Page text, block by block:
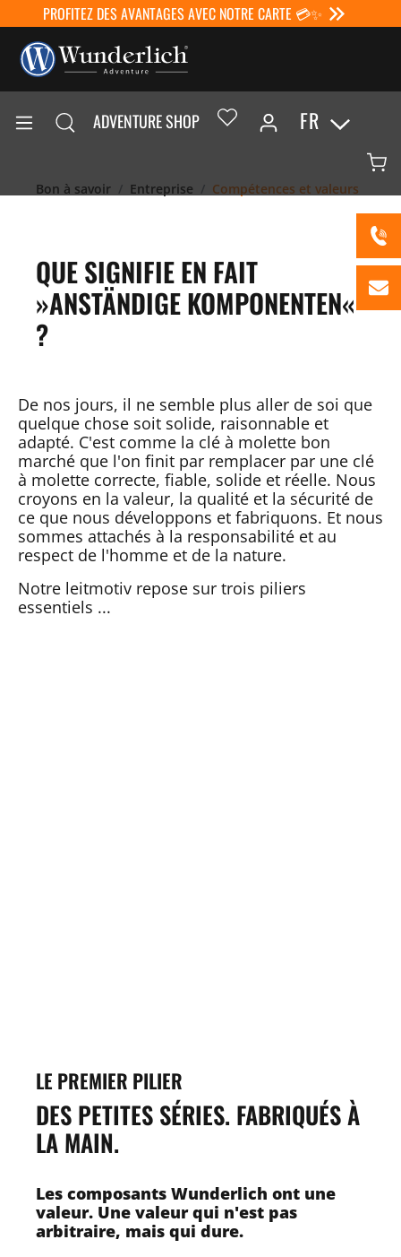
PROFITEZ DES AVANTAGES AVEC NOTRE CARTE 💳✨
ADVENTURE SHOP FR
Bon à savoir Entreprise Compétences et valeurs
QUE SIGNIFIE EN FAIT
»ANSTÄNDIGE KOMPONENTEN«
?
De nos jours, il ne semble plus aller de soi que
quelque chose soit solide, raisonnable et
adapté. C'est comme la clé à molette bon
marché que l'on finit par remplacer par une clé
à molette correcte, fiable, solide et réelle. Nous
croyons en la valeur, la qualité et la sécurité de
ce que nous développons et fabriquons. Et nous
sommes attachés à la responsabilité et au
respect de l'homme et de la nature.
Notre leitmotiv repose sur trois piliers
essentiels ...
LE PREMIER PILIER
DES PETITES SÉRIES. FABRIQUÉS À
LA MAIN.
Les composants Wunderlich ont une
valeur. Une valeur qui n'est pas
arbitraire, mais qui dure.